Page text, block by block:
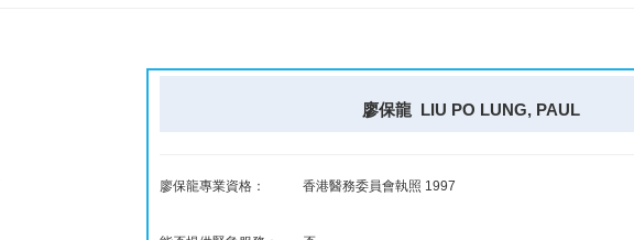
廖保龍 LIU PO LUNG, PAUL
廖保龍專業資格： 香港醫務委員會執照 1997